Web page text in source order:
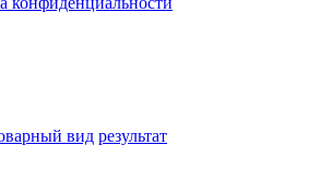
вид результат